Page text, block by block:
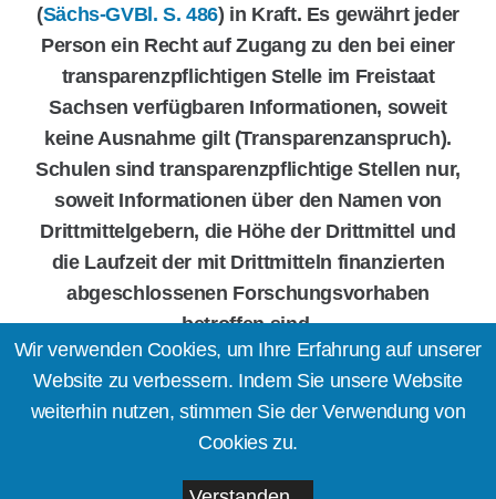
(Sächs-GVBl. S. 486) in Kraft. Es gewährt jeder
Person ein Recht auf Zugang zu den bei einer
transparenzpflichtigen Stelle im Freistaat
Sachsen verfügbaren Informationen, soweit
keine Ausnahme gilt (Transparenzanspruch).
Schulen sind transparenzpflichtige Stellen nur,
soweit Informationen über den Namen von
Drittmittelgebern, die Höhe der Drittmittel und
die Laufzeit der mit Drittmitteln finanzierten
abgeschlossenen Forschungsvorhaben
betroffen sind.
Impressum
Wir verwenden Cookies, um Ihre Erfahrung auf unserer
Website zu verbessern. Indem Sie unsere Website
weiterhin nutzen, stimmen Sie der Verwendung von
Cookies zu.